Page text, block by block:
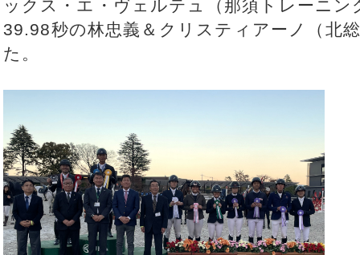
ックス・エ・ヴェルテュ（那須トレーニ
39.98秒の林忠義＆クリスティアーノ（北
た。